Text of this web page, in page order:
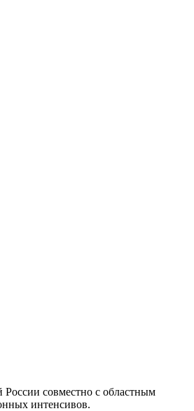
совместно с областным
интенсивов.